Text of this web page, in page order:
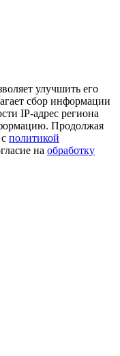
улучшить его
сбор информации
IP-адрес региона
Продолжая
политикой
на обработку